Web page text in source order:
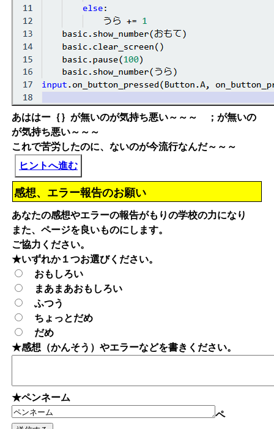
あははー｛｝が無いのが気持ち悪い～～～ ；が無いの
が気持ち悪い～～～
これで苦労したのに、ないのが今流行なんだ～～～
ヒントへ進む
感想、エラー報告のお願い
あなたの感想やエラーの報告がもりの学校の力になり
また、ページを良いものにします。
ご協力ください。
★いずれか１つお選びください。
おもしろい
まあまあおもしろい
ふつう
ちょっとだめ
だめ
★感想（かんそう）やエラーなどを書きください。
★ペンネーム
ペ